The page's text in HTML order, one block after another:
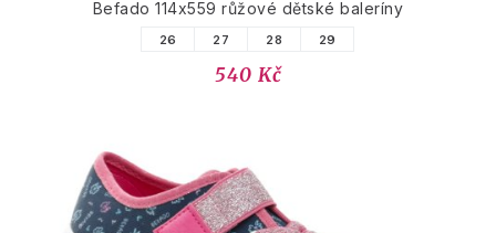
Befado 114x559 růžové dětské baleríny
26 27 28 29
540 Kč